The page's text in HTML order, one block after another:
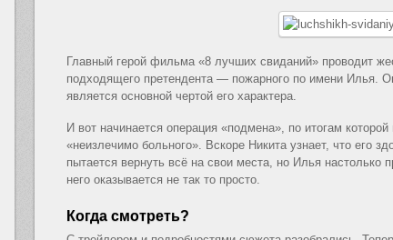
Главный герой фильма «8 лучших свиданий» проводит
подходящего претендента — пожарного по имени Илья.
является основной чертой его характера.
И вот начинается операция «подмена», по итогам
«неизлечимо больного». Вскоре Никита узнает, что его
пытается вернуть всё на свои места, но Илья настолько
него оказывается не так то просто.
Когда смотреть?